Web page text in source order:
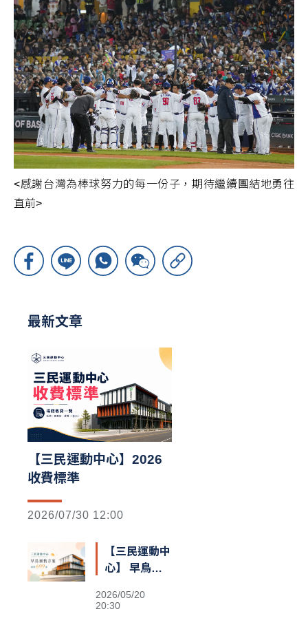
<感謝台灣為棒球努力的每一份子，期待繼續團結地勇往
直前>
最新文章
【三民運動中心】2026
收費標準
2026/07/30 12:00
【三民運動中
心】 早鳥預
2026/05/20
20:30